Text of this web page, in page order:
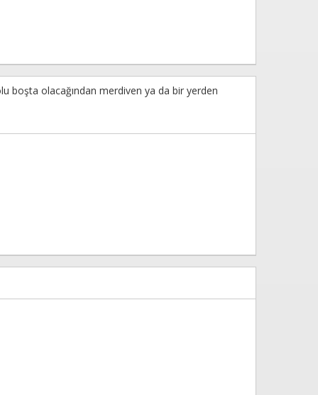
boşta olacağından merdiven ya da bir yerden